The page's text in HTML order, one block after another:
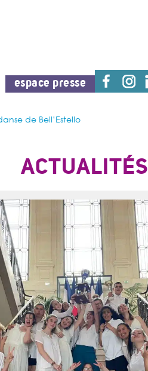
espace presse
de Bell’Estello
ACTUALITÉS